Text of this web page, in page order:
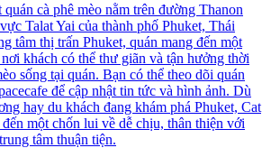
quán cà phê mèo nằm trên đường Thanon
Talat Yai của thành phố Phuket, Thái
tâm thị trấn Phuket, quán mang đến một
khách có thể thư giãn và tận hưởng thời
sống tại quán. Bạn có thể theo dõi quán
để cập nhật tin tức và hình ảnh. Dù
hay du khách đang khám phá Phuket, Cat
đến một chốn lui về dễ chịu, thân thiện với
tâm thuận tiện.